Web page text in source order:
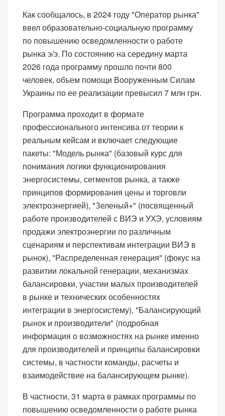
Как сообщалось, в 2024 году "Оператор рынка"
ввел образовательно-социальную программу
по повышению осведомленности о работе
рынка э/э. По состоянию на середину марта
2026 года программу прошло почти 800
человек, объем помощи Вооруженным Силам
Украины по ее реализации превысил 7 млн грн.
Программа проходит в формате
профессионального интенсива от теории к
реальным кейсам и включает следующие
пакеты: "Модель рынка" (базовый курс для
понимания логики функционирования
энергосистемы, сегментов рынка, а также
принципов формирования цены и торговли
электроэнергией), "Зеленый+" (посвященный
работе производителей с ВИЭ и УХЭ, условиям
продажи электроэнергии по различным
сценариям и перспективам интеграции ВИЭ в
рынок), "Распределенная генерация" (фокус на
развитии локальной генерации, механизмах
балансировки, участии малых производителей
в рынке и технических особенностях
интеграции в энергосистему), "Балансирующий
рынок и производители" (подробная
информация о возможностях на рынке именно
для производителей и принципы балансировки
системы, в частности команды, расчеты и
взаимодействие на балансирующем рынке).
В частности, 31 марта в рамках программы по
повышению осведомленности о работе рынка